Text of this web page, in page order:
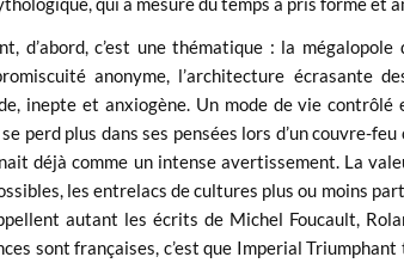
d’abord, c’est une thématique : la
anonyme, l’architecture écrasante
inepte et anxiogène. Un mode de vie
se perd plus dans ses pensées lors d’un couvre-
déjà comme un intense avertissement. La
les entrelacs de cultures plus ou moins
autant les écrits de Michel Foucault,
sont françaises, c’est que Imperial